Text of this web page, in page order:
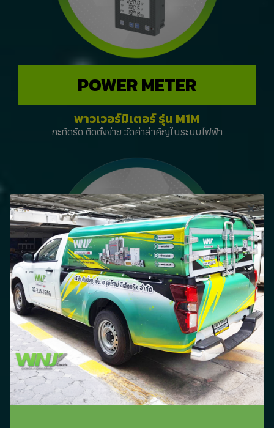
POWER METER
พาวเวอร์มิเตอร์ รุ่น M1M
กะทัดรัด ติดตั้งง่าย วัดค่าสำคัญในระบบไฟฟ้า
PILOT DEVICES
เครื่องชาร์จรถยนต์ไฟฟ้า
นำนวัตกรรม E-Mobility เข้ามาใช้ใน Terra AC